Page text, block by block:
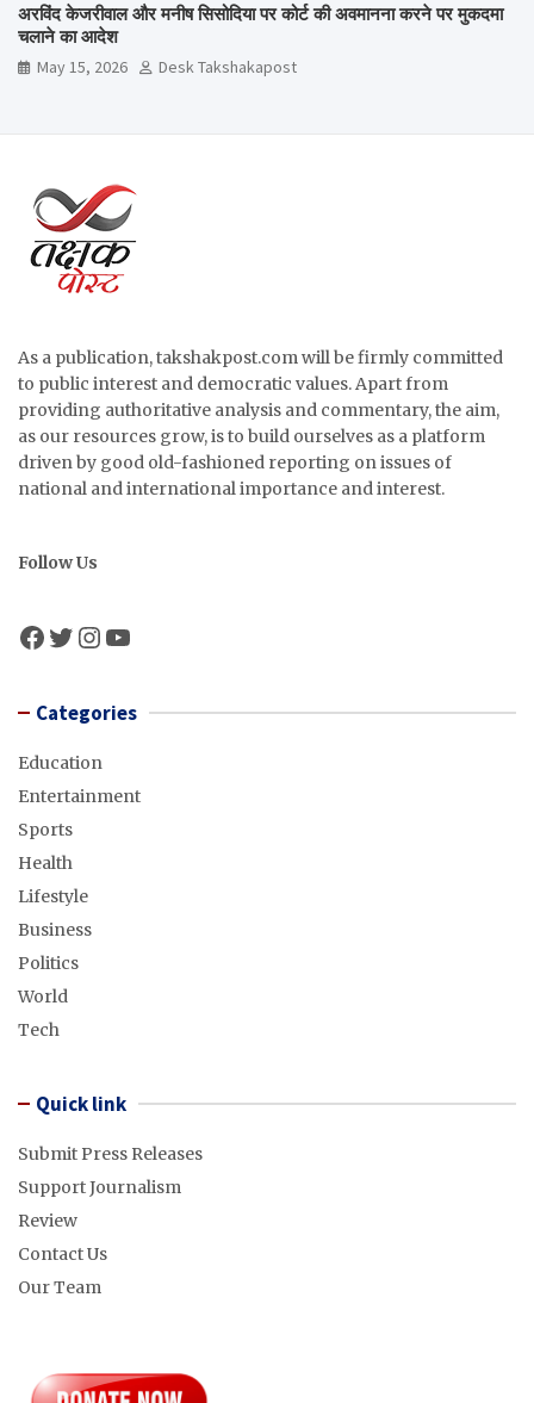
अरविंद केजरीवाल और मनीष सिसोदिया पर कोर्ट की अवमानना करने पर मुकदमा
चलाने का आदेश
May 15, 2026 Desk Takshakapost
As a publication, takshakpost.com will be firmly committed
to public interest and democratic values. Apart from
providing authoritative analysis and commentary, the aim,
as our resources grow, is to build ourselves as a platform
driven by good old-fashioned reporting on issues of
national and international importance and interest.
Follow Us
Facebook
Twitter
Instagram
YouTube
Categories
Education
Entertainment
Sports
Health
Lifestyle
Business
Politics
World
Tech
Quick link
Submit Press Releases
Support Journalism
Review
Contact Us
Our Team